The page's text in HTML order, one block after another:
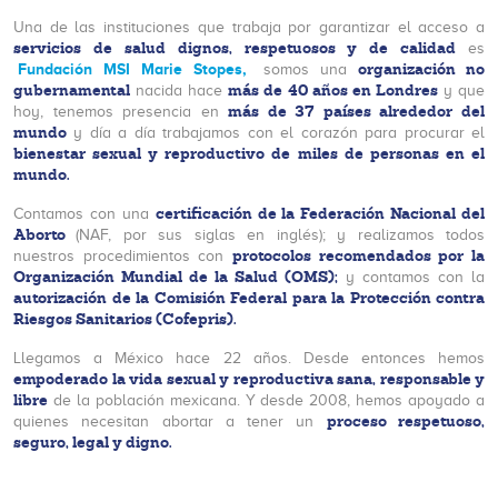
Una de las instituciones que trabaja por garantizar el acceso a
servicios de salud dignos, respetuosos y de calidad es
Fundación MSI Marie Stopes, somos una organización no
gubernamental nacida hacemás de 40 años en Londresy que
hoy, tenemos presencia enmás de 37 países alrededor del
mundo y día a día trabajamos con el corazón para procurar el
bienestar sexual y reproductivo de miles de personas en el
mundo.
Contamos con una certificación de la Federación Nacional del
Aborto(NAF, por sus siglas en inglés); y realizamos todos
nuestros procedimientos con protocolos recomendados por la
Organización Mundial de la Salud (OMS); y contamos con la
autorización de la Comisión Federal para la Protección contra
Riesgos Sanitarios (Cofepris).
Llegamos a México hace 22 años. Desde entonces hemos
empoderado la vida sexual y reproductiva sana, responsable y
libre de la población mexicana. Y desde 2008, hemos apoyado a
quienes necesitan abortar a tener un proceso respetuoso,
seguro, legal y digno.